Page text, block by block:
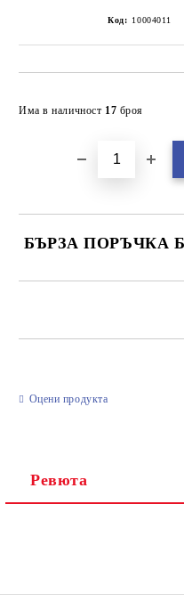
Код: 10004011
Има в наличност 17 броя
БЪРЗА ПОРЪЧКА
Оцени продукта
Ревюта